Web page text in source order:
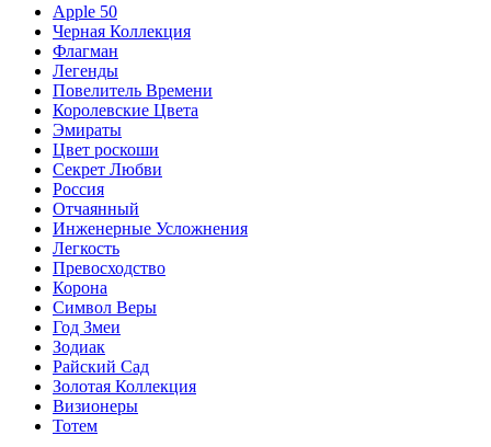
Apple 50
Черная Коллекция
Флагман
Легенды
Повелитель Времени
Королевские Цвета
Эмираты
Цвет роскоши
Секрет Любви
Россия
Отчаянный
Инженерные Усложнения
Легкость
Превосходство
Корона
Символ Веры
Год Змеи
Зодиак
Райский Сад
Золотая Коллекция
Визионеры
Тотем